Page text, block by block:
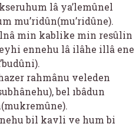
lâ ya’lemûnel
mu’ridûn(mu’ridûne).
min kablike min resûlin
ennehu lâ ilâhe illâ ene
rahmânu veleden
bel ıbâdun
bil kavli ve hum bi